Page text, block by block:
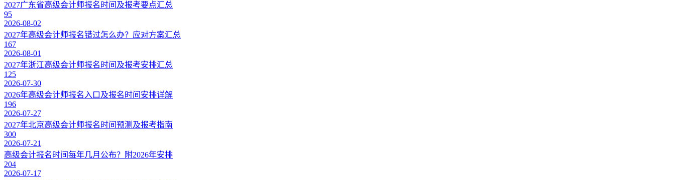
2027广东省高级会计师报名时间及报考要点汇总
95
2026-08-02
2027年高级会计师报名错过怎么办？应对方案汇总
167
2026-08-01
2027年浙江高级会计师报名时间及报考安排汇总
125
2026-07-30
2026年高级会计师报名入口及报名时间安排详解
196
2026-07-27
2027年北京高级会计师报名时间预测及报考指南
300
2026-07-21
高级会计报名时间每年几月公布？附2026年安排
204
2026-07-17